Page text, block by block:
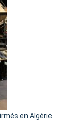
en Algérie